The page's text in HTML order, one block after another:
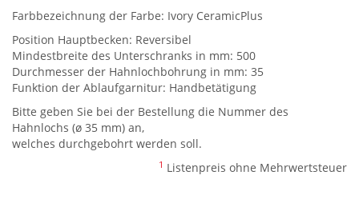
Farbbezeichnung der Farbe: Ivory CeramicPlus
Position Hauptbecken: Reversibel
Mindestbreite des Unterschranks in mm: 500
Durchmesser der Hahnlochbohrung in mm: 35
Funktion der Ablaufgarnitur: Handbetätigung
Bitte geben Sie bei der Bestellung die Nummer des
Hahnlochs (ø 35 mm) an,
welches durchgebohrt werden soll.
1 Listenpreis ohne Mehrwertsteuer